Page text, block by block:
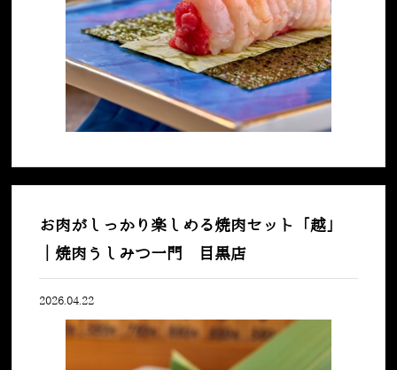
お肉がしっかり楽しめる焼肉セット「越」
｜焼肉うしみつ一門 目黒店
2026.04.22